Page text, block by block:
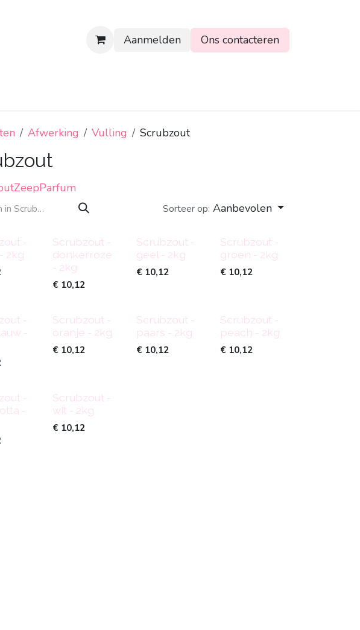
Aanmelden Ons contacteren
Afwerking Vulling Scrubzout
ZeepParfum
Sorteer op: Aanbevolen
-
2kg
Scrubzout -
donkerroze
- 2kg
€ 10,12
Scrubzout -
geel - 2kg
€ 10,12
Scrubzout -
groen - 2kg
€ 10,12
-
-
Scrubzout -
oranje - 2kg
€ 10,12
Scrubzout -
paars - 2kg
€ 10,12
Scrubzout -
peach - 2kg
€ 10,12
-
-
Scrubzout -
wit - 2kg
€ 10,12